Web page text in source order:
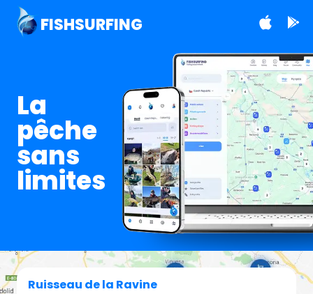
FISHSURFING
La
pêche
sans
limites
Ruisseau de la Ravine